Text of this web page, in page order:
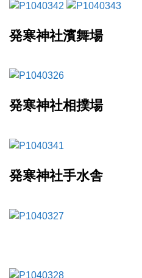
発寒神社濱舞場
発寒神社相撲場
発寒神社手水舎